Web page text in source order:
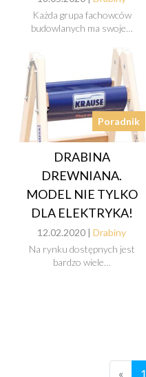
Każda grupa fachowców
budowlanych ma swoje…
Poradnik
DRABINA
DREWNIANA.
MODEL NIE TYLKO
DLA ELEKTRYKA!
12.02.2020 |Drabiny
Na rynku dostępnych jest
bardzo wiele…
« 1